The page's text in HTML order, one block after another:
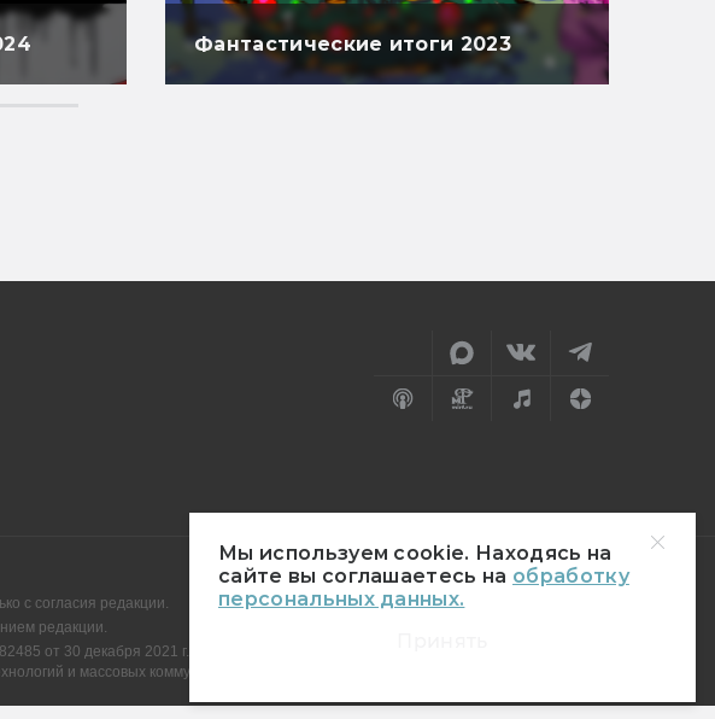
Мы используем cookie. Находясь на
сайте вы соглашаетесь на обработку
персональных данных.
Фантастические итоги 2023
с согласия редакции.
редакции.
от 30 декабря 2021 г.
и массовых коммуникаций (Роскомнадзор)